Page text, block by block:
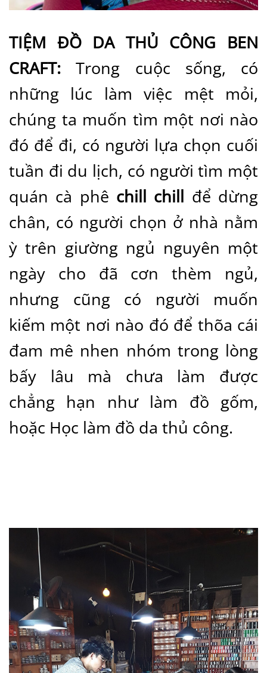
TIỆM ĐỒ DA THỦ CÔNG BEN
CRAFT: Trong cuộc sống, có
những lúc làm việc mệt mỏi,
chúng ta muốn tìm một nơi nào
đó để đi, có người lựa chọn cuối
tuần đi du lịch, có người tìm một
quán cà phê chill chill để dừng
chân, có người chọn ở nhà nằm
ỳ trên giường ngủ nguyên một
ngày cho đã cơn thèm ngủ,
nhưng cũng có người muốn
kiếm một nơi nào đó để thõa cái
đam mê nhen nhóm trong lòng
bấy lâu mà chưa làm được
chẳng hạn như làm đồ gốm,
hoặc Học làm đồ da thủ công.